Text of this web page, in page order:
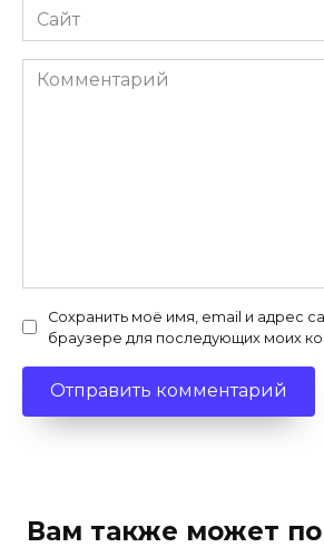
Сайт
Комментарий
Сохранить моё имя, email и адрес
браузере для последующих моих
Вам также может